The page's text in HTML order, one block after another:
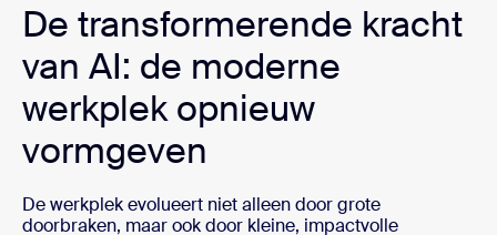
De transformerende kracht
van AI: de moderne
werkplek opnieuw
vormgeven
De werkplek evolueert niet alleen door grote
doorbraken, maar ook door kleine, impactvolle